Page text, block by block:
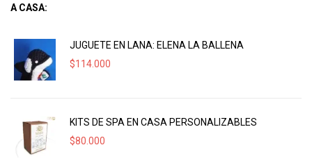
A CASA:
JUGUETE EN LANA: ELENA LA BALLENA
$114.000
KITS DE SPA EN CASA PERSONALIZABLES
$80.000